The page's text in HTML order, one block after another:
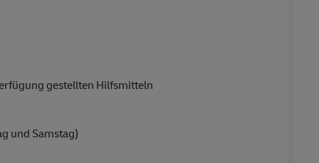
gestellten Hilfsmitteln
und Samstag)